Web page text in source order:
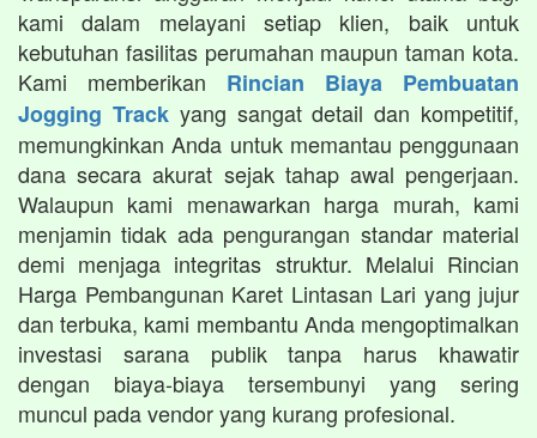
kami dalam melayani setiap klien, baik untuk
kebutuhan fasilitas perumahan maupun taman kota.
Kami memberikan Rincian Biaya Pembuatan
Jogging Trackyang sangat detail dan kompetitif,
memungkinkan Anda untuk memantau penggunaan
dana secara akurat sejak tahap awal pengerjaan.
Walaupun kami menawarkan harga murah, kami
menjamin tidak ada pengurangan standar material
demi menjaga integritas struktur. Melalui Rincian
Harga Pembangunan Karet Lintasan Lari yang jujur
dan terbuka, kami membantu Anda mengoptimalkan
investasi sarana publik tanpa harus khawatir
dengan biaya-biaya tersembunyi yang sering
muncul pada vendor yang kurang profesional.